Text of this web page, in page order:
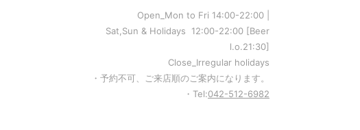
Open_Mon to Fri 14:00-22:00 |
Sat,Sun & Holidays 12:00-22:00 [Beer
l.o.21:30]
Close_Irregular holidays
・予約不可、ご来店順のご案内になります。
・Tel:042-512-6982